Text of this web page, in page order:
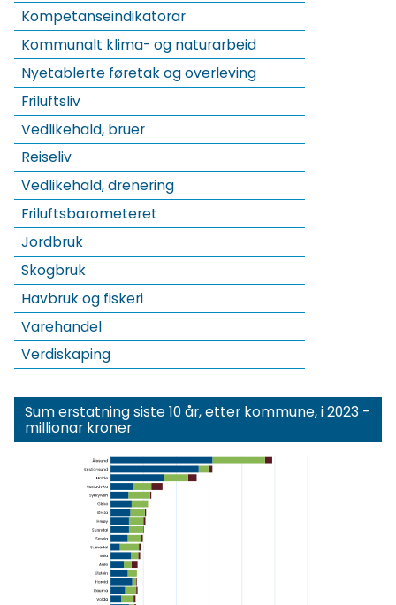
Kompetanseindikatorar
Kommunalt klima- og naturarbeid
Nyetablerte føretak og overleving
Friluftsliv
Vedlikehald, bruer
Reiseliv
Vedlikehald, drenering
Friluftsbarometeret
Jordbruk
Skogbruk
Havbruk og fiskeri
Varehandel
Verdiskaping
Sum erstatning siste 10 år, etter kommune, i 2023 -
millionar kroner